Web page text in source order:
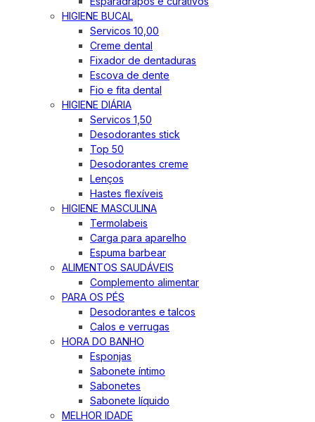
HIGIENE BUCAL
Servicos 10,00
Creme dental
Fixador de dentaduras
Escova de dente
Fio e fita dental
HIGIENE DIÁRIA
Servicos 1,50
Desodorantes stick
Top 50
Desodorantes creme
Lenços
Hastes flexíveis
HIGIENE MASCULINA
Termolabeis
Carga para aparelho
Espuma barbear
ALIMENTOS SAUDÁVEIS
Complemento alimentar
PARA OS PÉS
Desodorantes e talcos
Calos e verrugas
HORA DO BANHO
Esponjas
Sabonete íntimo
Sabonetes
Sabonete líquido
MELHOR IDADE